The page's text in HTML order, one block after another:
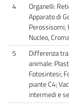
4
Organelli:
Apparato di
Perossisomi;
Nucleo,
5
Differenza
animale:
Fotosintesi;
piante C4;
intermedi e